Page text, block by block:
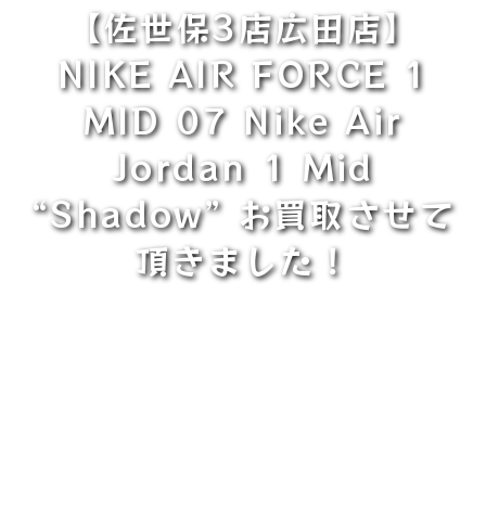
【佐世保3店広田店】
NIKE AIR FORCE 1
MID 07 Nike Air
Jordan 1 Mid
“Shadow” お買取させて
頂きました！